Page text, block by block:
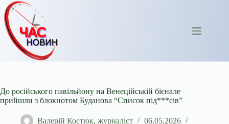
Перейти
до
вмісту
До російського павільйону на Венеційській бієнале
прийшли з блокнотом Буданова “Список під***сів”
Валерій Костюк, журналіст
06.05.2026